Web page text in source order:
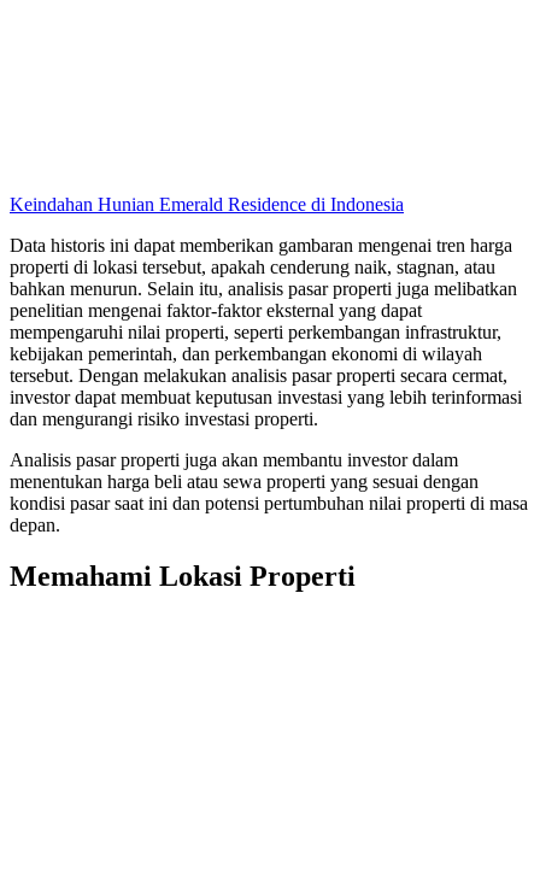
Keindahan Hunian Emerald Residence di Indonesia
Data historis ini dapat memberikan gambaran mengenai tren harga
properti di lokasi tersebut, apakah cenderung naik, stagnan, atau
bahkan menurun. Selain itu, analisis pasar properti juga melibatkan
penelitian mengenai faktor-faktor eksternal yang dapat
mempengaruhi nilai properti, seperti perkembangan infrastruktur,
kebijakan pemerintah, dan perkembangan ekonomi di wilayah
tersebut. Dengan melakukan analisis pasar properti secara cermat,
investor dapat membuat keputusan investasi yang lebih terinformasi
dan mengurangi risiko investasi properti.
Analisis pasar properti juga akan membantu investor dalam
menentukan harga beli atau sewa properti yang sesuai dengan
kondisi pasar saat ini dan potensi pertumbuhan nilai properti di masa
depan.
Memahami Lokasi Properti